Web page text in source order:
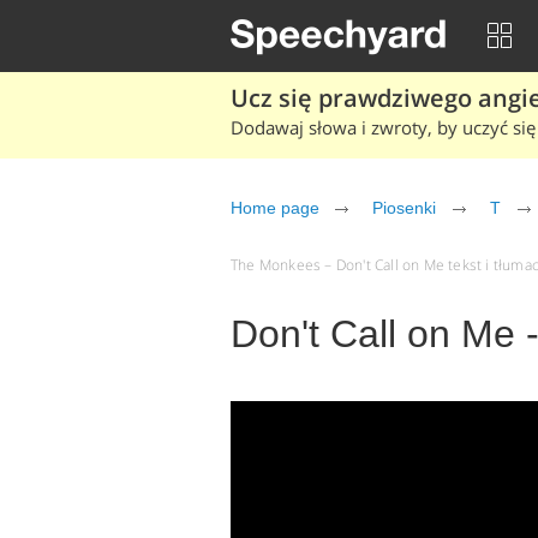
Ucz się prawdziwego
Dodawaj słowa i zwroty, by uczyć
Home page Piosenki T
The Monkees – Don't Call on Me tekst i
Don't Call on Me